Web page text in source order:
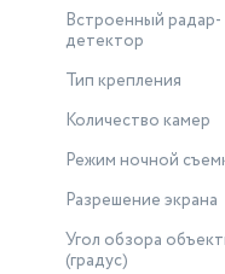
Встроенный радар-
детектор
Тип крепления
Количество камер
Режим ночной
Разрешение экрана
Угол обзора
(градус)